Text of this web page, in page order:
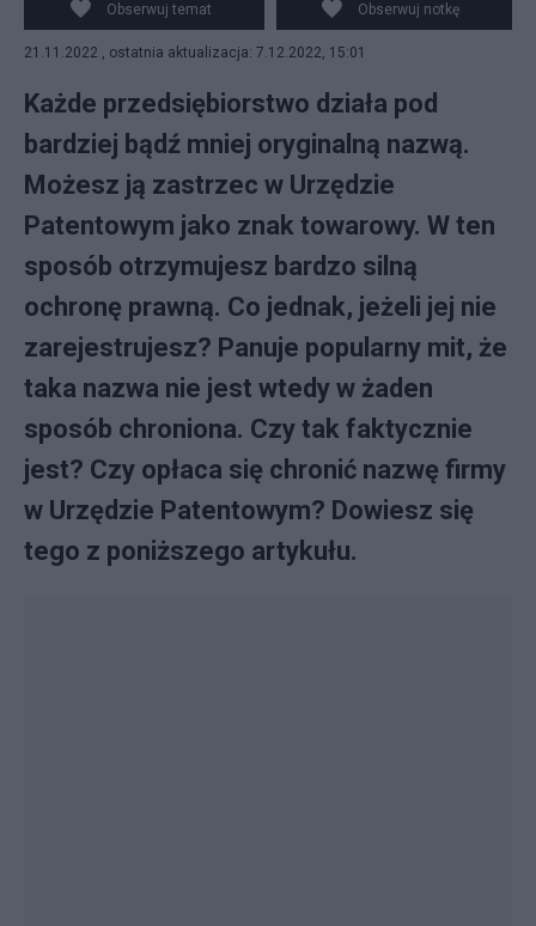
Obserwuj temat Obserwuj notkę
21.11.2022 , ostatnia aktualizacja: 7.12.2022, 15:01
Każde przedsiębiorstwo działa pod
bardziej bądź mniej oryginalną nazwą.
Możesz ją zastrzec w Urzędzie
Patentowym jako znak towarowy. W ten
sposób otrzymujesz bardzo silną
ochronę prawną. Co jednak, jeżeli jej nie
zarejestrujesz? Panuje popularny mit, że
taka nazwa nie jest wtedy w żaden
sposób chroniona. Czy tak faktycznie
jest? Czy opłaca się chronić nazwę firmy
w Urzędzie Patentowym? Dowiesz się
tego z poniższego artykułu.